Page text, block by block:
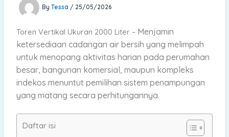
By Tessa / 25/05/2026
Toren Vertikal Ukuran 2000 Liter – Menjamin
ketersediaan cadangan air bersih yang melimpah
untuk menopang aktivitas harian pada perumahan
besar, bangunan komersial, maupun kompleks
indekos menuntut pemilihan sistem penampungan
yang matang secara perhitungannya.
Daftar isi